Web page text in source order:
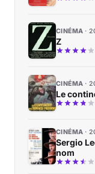
CINÉMA
Z
CINÉMA
Le
CINÉMA
Sergio
nom